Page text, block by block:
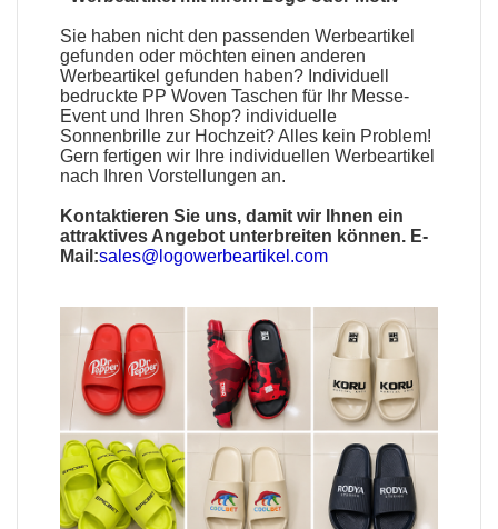
Sie haben nicht den passendenWerbeartikel
gefunden oder möchten einen anderen
Werbeartikel gefunden haben? Individuell
bedruckte PP Woven Taschen für Ihr Messe-
Event und Ihren Shop? individuelle
Sonnenbrille zur Hochzeit? Alles kein Problem!
Gern fertigen wir Ihre individuellen Werbeartikel
nach Ihren Vorstellungen an.
Kontaktieren Sie uns, damit wir Ihnen ein
attraktives Angebot unterbreiten können. E-
Mail:sales@logowerbeartikel.com